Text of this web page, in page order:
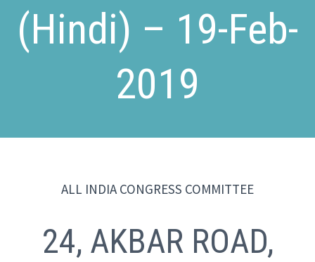
(Hindi) – 19-Feb-
2019
ALL INDIA CONGRESS COMMITTEE
24, AKBAR ROAD,